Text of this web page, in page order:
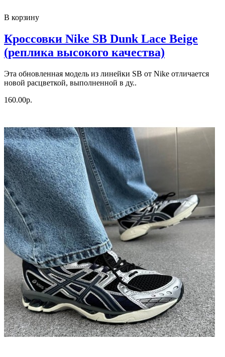
В корзину
Кроссовки Nike SB Dunk Lace Beige
(реплика высокого качества)
Эта обновленная модель из линейки SB от Nike отличается
новой расцветкой, выполненной в ду..
160.00р.